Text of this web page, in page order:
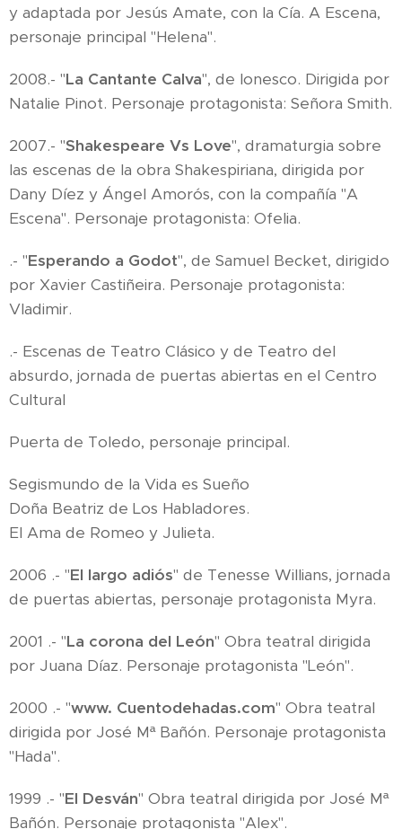
y adaptada por Jesús Amate, con la Cía. A Escena,
personaje principal "Helena".
2008.- "La Cantante Calva", de Ionesco. Dirigida por
Natalie Pinot. Personaje protagonista: Señora Smith.
2007.- "Shakespeare Vs Love", dramaturgia sobre
las escenas de la obra Shakespiriana, dirigida por
Dany Díez y Ángel Amorós, con la compañía "A
Escena". Personaje protagonista: Ofelia.
.- "Esperando a Godot", de Samuel Becket, dirigido
por Xavier Castiñeira. Personaje protagonista:
Vladimir.
.- Escenas de Teatro Clásico y de Teatro del
absurdo, jornada de puertas abiertas en el Centro
Cultural
Puerta de Toledo, personaje principal.
Segismundo de la Vida es Sueño
Doña Beatriz de Los Habladores.
El Ama de Romeo y Julieta.
2006 .- "El largo adiós" de Tenesse Willians, jornada
de puertas abiertas, personaje protagonista Myra.
2001 .- "La corona del León" Obra teatral dirigida
por Juana Díaz. Personaje protagonista "León".
2000 .- "www. Cuentodehadas.com" Obra teatral
dirigida por José Mª Bañón. Personaje protagonista
"Hada".
1999 .- "El Desván" Obra teatral dirigida por José Mª
Bañón. Personaje protagonista "Alex".